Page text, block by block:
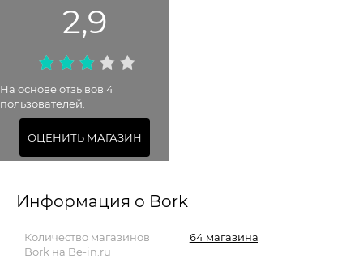
2,9
На основе отзывов 4
пользователей.
ОЦЕНИТЬ МАГАЗИН
Информация о Bork
Количество магазинов
Bork на Be-in.ru
64 магазина